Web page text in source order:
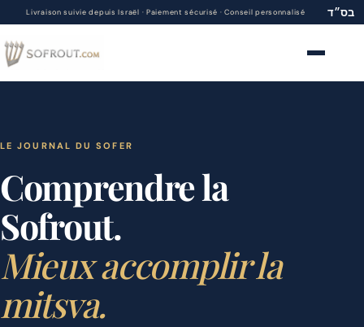
Livraison suivie depuis Israël · Paiement sécurisé · Conseil personnalisé בס״ד
Menu
LE JOURNAL DU SOFER
Comprendre la
Sofrout.
Mieux accomplir la
mitsva.